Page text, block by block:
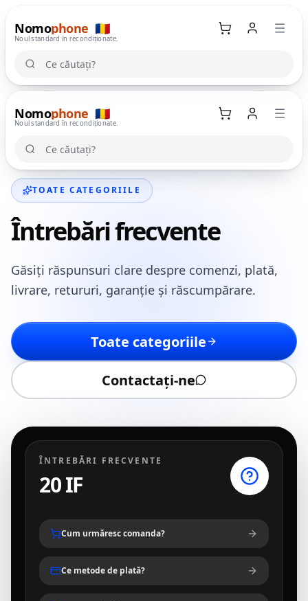
Nomophone
Noul standard în recondiționate.
🇷🇴
Ce căutați?Ce căutați?
Nomophone
Noul standard în recondiționate.
🇷🇴
Coș
Ce căutați?Ce căutați?
TOATE CATEGORIILE
Întrebări frecvente
Găsiți răspunsuri clare despre comenzi, plată,
livrare, retururi, garanție și răscumpărare.
Toate categoriile
Contactați-ne
ÎNTREBĂRI FRECVENTE
20 IF
Cum urmăresc comanda?
Ce metode de plată?